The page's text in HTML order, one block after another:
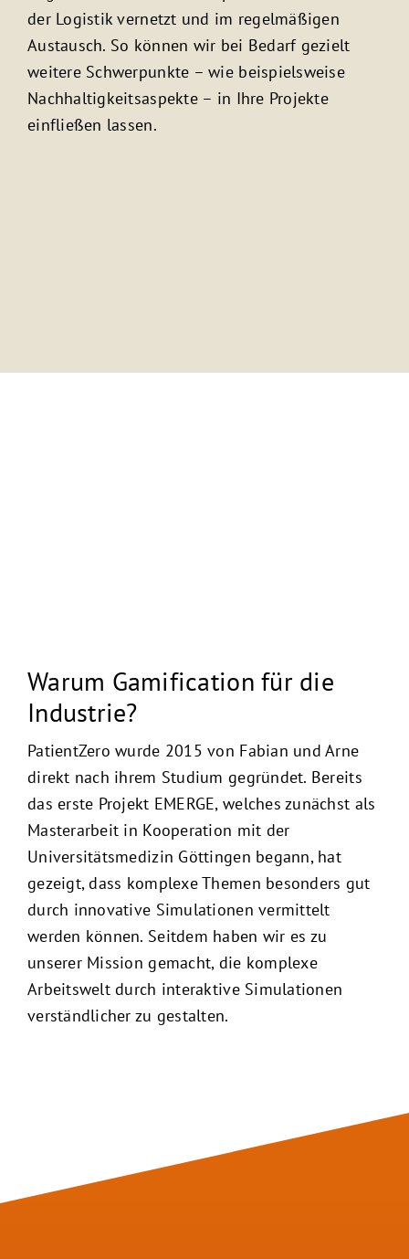
der Logistik vernetzt und im regelmäßigen
Austausch. So können wir bei Bedarf gezielt
weitere Schwerpunkte – wie beispielsweise
Nachhaltigkeitsaspekte – in Ihre Projekte
einfließen lassen.
Warum Gamification für die
Industrie?
PatientZero wurde 2015 von Fabian und Arne
direkt nach ihrem Studium gegründet. Bereits
das erste Projekt EMERGE, welches zunächst als
Masterarbeit in Kooperation mit der
Universitätsmedizin Göttingen begann, hat
gezeigt, dass komplexe Themen besonders gut
durch innovative Simulationen vermittelt
werden können. Seitdem haben wir es zu
unserer Mission gemacht, die komplexe
Arbeitswelt durch interaktive Simulationen
verständlicher zu gestalten.